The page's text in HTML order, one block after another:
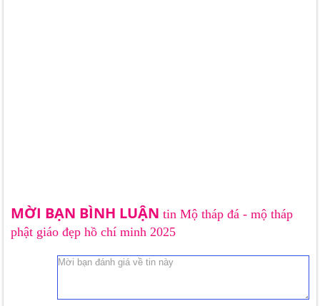
MỜI BẠN BÌNH LUẬN tin Mộ tháp đá - mộ tháp
phật giáo đẹp hồ chí minh 2025